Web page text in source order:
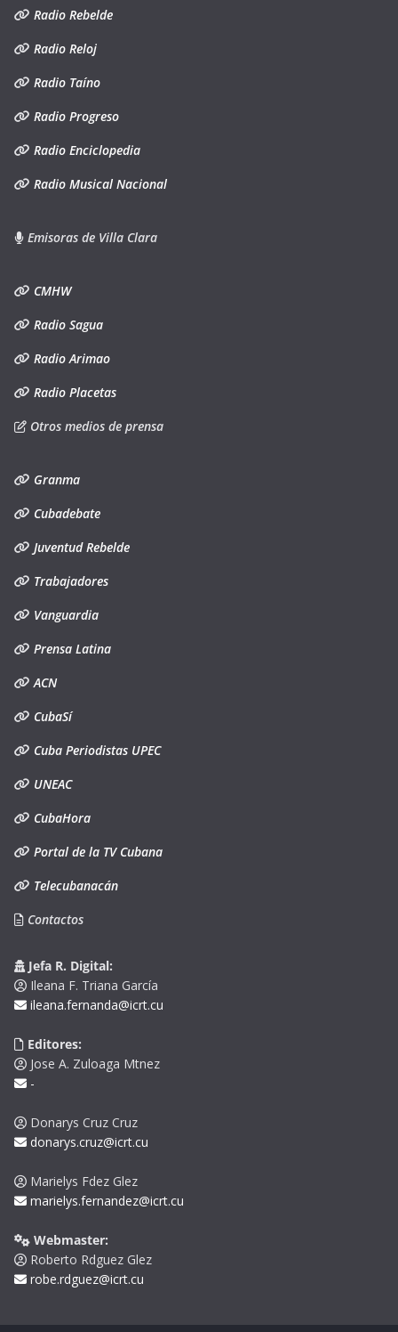
Radio Rebelde
Radio Reloj
Radio Taíno
Radio Progreso
Radio Enciclopedia
Radio Musical Nacional
Emisoras de Villa Clara
CMHW
Radio Sagua
Radio Arimao
Radio Placetas
Otros medios de prensa
Granma
Cubadebate
Juventud Rebelde
Trabajadores
Vanguardia
Prensa Latina
ACN
CubaSí
Cuba Periodistas UPEC
UNEAC
CubaHora
Portal de la TV Cubana
Telecubanacán
Contactos
Jefa R. Digital:
Ileana F. Triana García
ileana.fernanda@icrt.cu
Editores:
Jose A. Zuloaga Mtnez
-
Donarys Cruz Cruz
donarys.cruz@icrt.cu
Marielys Fdez Glez
marielys.fernandez@icrt.cu
Webmaster:
Roberto Rdguez Glez
robe.rdguez@icrt.cu